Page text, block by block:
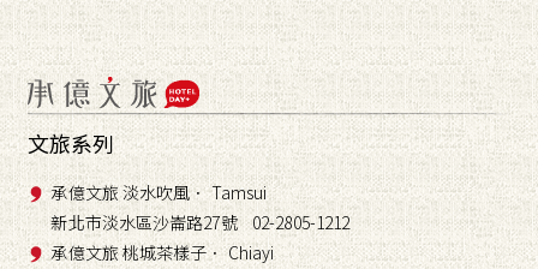
文旅系列
承億文旅 淡水吹風． Tamsui
新北市淡水區沙崙路27號 02-2805-1212
承億文旅 桃城茶樣子． Chiayi